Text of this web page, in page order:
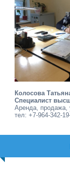
Колосова
Специалист
Аренда, продажа,
тел: +7-964-342-